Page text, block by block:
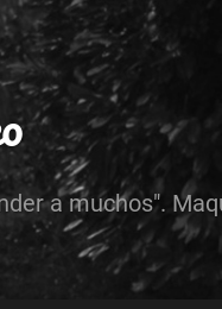
a muchos".